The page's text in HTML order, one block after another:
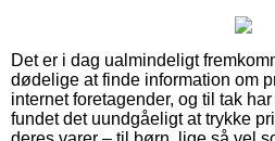
Det er i dag ualmindeligt
dødelige at finde information om
internet foretagender, og til tak
fundet det uundgåeligt at trykke